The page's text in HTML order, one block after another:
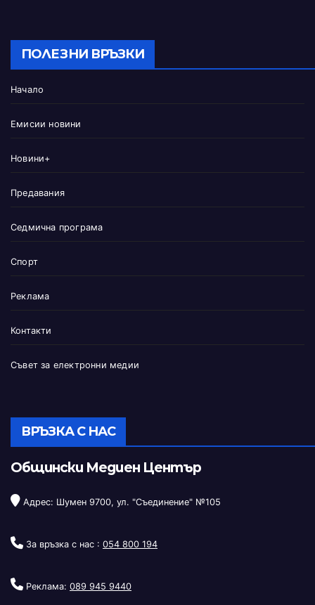
ПОЛЕЗНИ ВРЪЗКИ
Начало
Емисии новини
Новини+
Предавания
Седмична програма
Спорт
Реклама
Контакти
Съвет за електронни медии
ВРЪЗКА С НАС
Общински Медиен Център
Адрес: Шумен 9700, ул. "Съединение" №105
За връзка с нас : 054 800 194
Реклама: 089 945 9440